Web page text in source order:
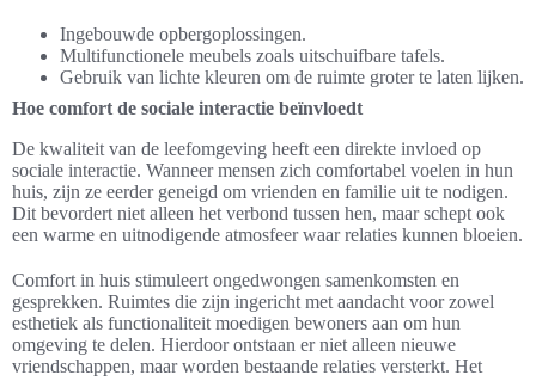
Ingebouwde opbergoplossingen.
Multifunctionele meubels zoals uitschuifbare tafels.
Gebruik van lichte kleuren om de ruimte groter te laten lijken.
Hoe comfort de sociale interactie beïnvloedt
De kwaliteit van de leefomgeving heeft een direkte invloed op
sociale interactie. Wanneer mensen zich comfortabel voelen in hun
huis, zijn ze eerder geneigd om vrienden en familie uit te nodigen.
Dit bevordert niet alleen het verbond tussen hen, maar schept ook
een warme en uitnodigende atmosfeer waar relaties kunnen bloeien.
Comfort in huis stimuleert ongedwongen samenkomsten en
gesprekken. Ruimtes die zijn ingericht met aandacht voor zowel
esthetiek als functionaliteit moedigen bewoners aan om hun
omgeving te delen. Hierdoor ontstaan er niet alleen nieuwe
vriendschappen, maar worden bestaande relaties versterkt. Het